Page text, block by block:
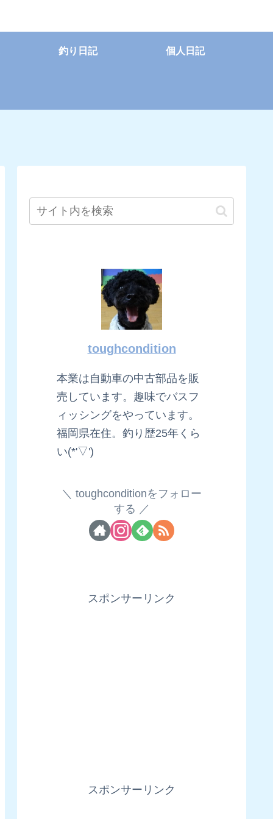
釣り日記 個人日記
toughcondition
本業は自動車の中古部品を販
売しています。趣味でバスフ
ィッシングをやっています。
福岡県在住。釣り歴25年くら
い(*'▽')
toughconditionをフォロー
する
スポンサーリンク
スポンサーリンク